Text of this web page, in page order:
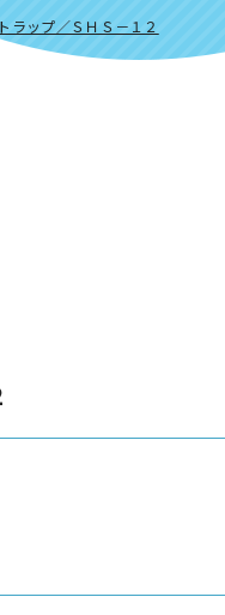
ラップ／ＳＨＳ－１２